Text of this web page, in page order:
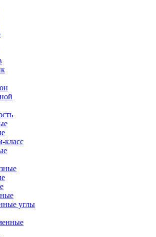
класс
углы